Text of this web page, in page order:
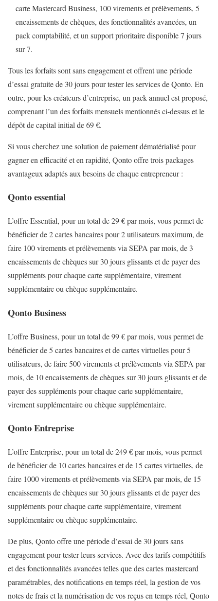
carte Mastercard Business, 100 virements et prélèvements, 5
encaissements de chèques, des fonctionnalités avancées, un
pack comptabilité, et un support prioritaire disponible 7 jours
sur 7.
Tous les forfaits sont sans engagement et offrent une période
d’essai gratuite de 30 jours pour tester les services de Qonto. En
outre, pour les créateurs d’entreprise, un pack annuel est proposé,
comprenant l’un des forfaits mensuels mentionnés ci-dessus et le
dépôt de capital initial de 69 €.
Si vous cherchez une solution de paiement dématérialisé pour
gagner en efficacité et en rapidité, Qonto offre trois packages
avantageux adaptés aux besoins de chaque entrepreneur :
Qonto essential
L’offre Essential, pour un total de 29 € par mois, vous permet de
bénéficier de 2 cartes bancaires pour 2 utilisateurs maximum, de
faire 100 virements et prélèvements via SEPA par mois, de 3
encaissements de chèques sur 30 jours glissants et de payer des
suppléments pour chaque carte supplémentaire, virement
supplémentaire ou chèque supplémentaire.
Qonto Business
L’offre Business, pour un total de 99 € par mois, vous permet de
bénéficier de 5 cartes bancaires et de cartes virtuelles pour 5
utilisateurs, de faire 500 virements et prélèvements via SEPA par
mois, de 10 encaissements de chèques sur 30 jours glissants et de
payer des suppléments pour chaque carte supplémentaire,
virement supplémentaire ou chèque supplémentaire.
Qonto Entreprise
L’offre Enterprise, pour un total de 249 € par mois, vous permet
de bénéficier de 10 cartes bancaires et de 15 cartes virtuelles, de
faire 1000 virements et prélèvements via SEPA par mois, de 15
encaissements de chèques sur 30 jours glissants et de payer des
suppléments pour chaque carte supplémentaire, virement
supplémentaire ou chèque supplémentaire.
De plus, Qonto offre une période d’essai de 30 jours sans
engagement pour tester leurs services. Avec des tarifs compétitifs
et des fonctionnalités avancées telles que des cartes mastercard
paramétrables, des notifications en temps réel, la gestion de vos
notes de frais et la numérisation de vos reçus en temps réel, Qonto